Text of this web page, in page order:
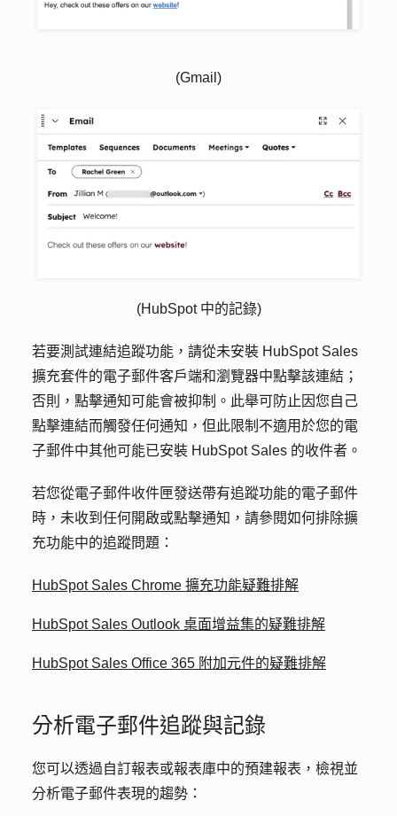
(Gmail)
(HubSpot 中的記錄)
若要測試連結追蹤功能，請從未安裝 HubSpot Sales
擴充套件的電子郵件客戶端和瀏覽器中點擊該連結；
否則，點擊通知可能會被抑制。此舉可防止因您自己
點擊連結而觸發任何通知，但此限制不適用於您的電
子郵件中其他可能已安裝 HubSpot Sales 的收件者。
若您從電子郵件收件匣發送帶有追蹤功能的電子郵件
時，未收到任何開啟或點擊通知，請參閱如何排除擴
充功能中的追蹤問題：
HubSpot Sales Chrome 擴充功能疑難排解
HubSpot Sales Outlook 桌面增益集的疑難排解
HubSpot Sales Office 365 附加元件的疑難排解
分析電子郵件追蹤與記錄
您可以透過自訂報表或報表庫中的預建報表，檢視並
分析電子郵件表現的趨勢：